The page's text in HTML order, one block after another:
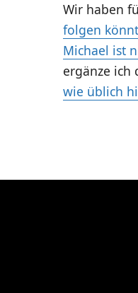
Wir haben
folgen könnt
Michael ist
ergänze ich
wie üblich